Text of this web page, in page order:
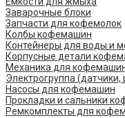
Заварочные блоки
Запчасти для кофемолок
Колбы кофемашин
Контейнеры для воды и
Корпусные детали
Механика для
Электрогруппа (датчики,
Насосы для кофемашин
Прокладки и сальники
Ремкомплекты для